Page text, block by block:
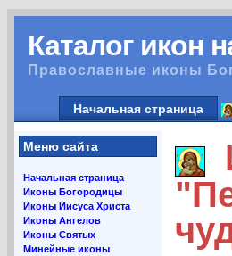
Каталог икон
Православные иконы
Начальная страница
Меню сайта
Начальная страница
Иконы Богородицы
Иконы Иисуса Христа
Иконы Ангелов
Иконы Святых
Минейные иконы